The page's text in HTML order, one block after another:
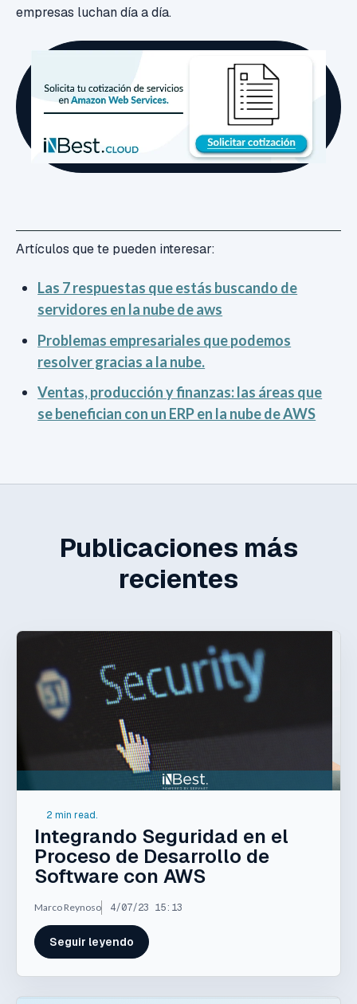
empresas luchan día a día.
Artículos que te pueden interesar:
Las 7 respuestas que estás buscando de
servidores en la nube de aws
Problemas empresariales que podemos
resolver gracias a la nube.
Ventas, producción y finanzas: las áreas que
se benefician con un ERP en la nube de AWS
Publicaciones más
recientes
2 min read.
Integrando Seguridad en el
Proceso de Desarrollo de
Software con AWS
Marco Reynoso 4/07/23 15:13
Seguir leyendo